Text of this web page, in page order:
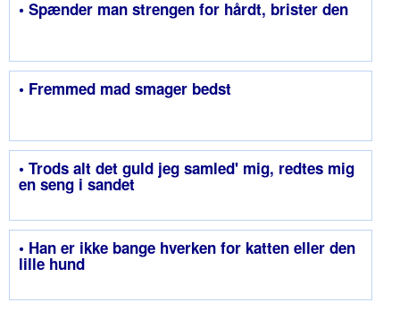
• Spænder man strengen for hårdt, brister den
• Fremmed mad smager bedst
• Trods alt det guld jeg samled' mig, redtes mig
en seng i sandet
• Han er ikke bange hverken for katten eller den
lille hund